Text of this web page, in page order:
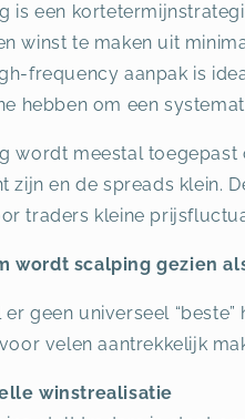
is een
winst te maken uit
frequency aanpak is
hebben om een
wordt meestal
zijn en de spreads klein.
traders kleine
wordt scalping gezien
er geen universeel
velen aantrekkelijk
winstrealisatie